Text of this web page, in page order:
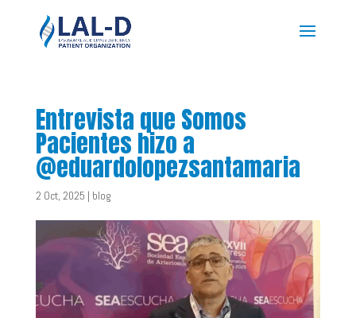
Entrevista que Somos
Pacientes hizo a
@eduardolopezsantamaria
2 Oct, 2025 | blog